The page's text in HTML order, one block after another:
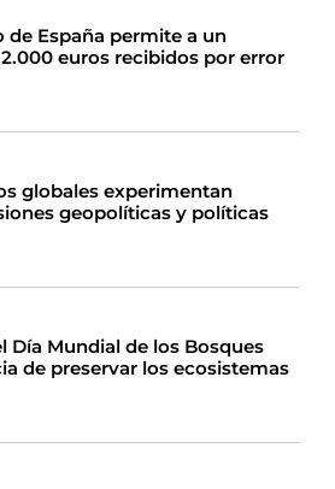
de España permite a un
euros recibidos por error
globales experimentan
geopolíticas y políticas
Día Mundial de los Bosques
de preservar los ecosistemas